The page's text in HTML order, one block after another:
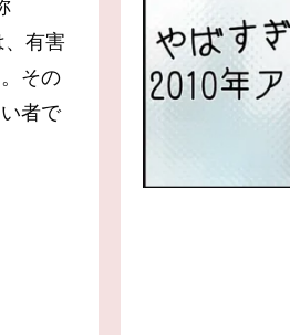
、有害
その
者で